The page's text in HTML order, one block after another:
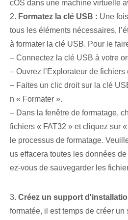
cOS dans une machine virtuelle
2. Formatez la clé USB : Une
tous les éléments nécessaires,
à formater la clé USB. Pour le
– Connectez la clé USB à votre
– Ouvrez l’Explorateur de
– Faites un clic droit sur la clé
n « Formater ».
– Dans la fenêtre de formatage,
fichiers « FAT32 » et cliquez sur
le processus de formatage.
us effacera toutes les données
ez-vous de sauvegarder les
3. Créez un support
formatée, il est temps de créer